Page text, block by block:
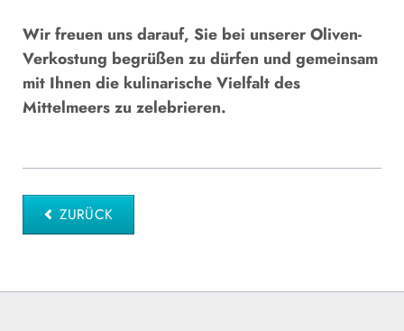
Wir freuen uns darauf, Sie bei unserer Oliven-
Verkostung begrüßen zu dürfen und gemeinsam
mit Ihnen die kulinarische Vielfalt des
Mittelmeers zu zelebrieren.
ZURÜCK